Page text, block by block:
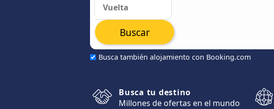
Busca también alojamiento con Booking.com
Buscar
Busca tu destino
Millones de ofertas en el mundo